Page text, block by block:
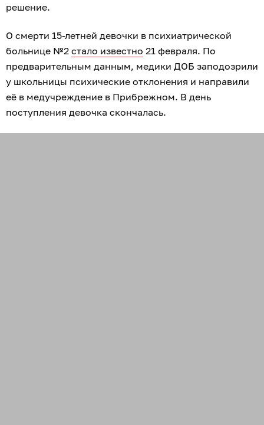
решение.
О смерти 15-летней девочки в психиатрической
больнице №2 стало известно 21 февраля. По
предварительным данным, медики ДОБ заподозрили
у школьницы психические отклонения и направили
её в медучреждение в Прибрежном. В день
поступления девочка скончалась.